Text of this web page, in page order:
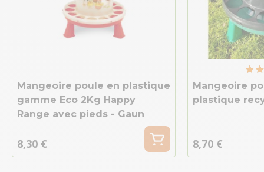
Mangeoire poule en plastique
gamme Eco 2Kg Happy
Range avec pieds - Gaun
8,30 €
Mangeoire
plastique
8,70 €